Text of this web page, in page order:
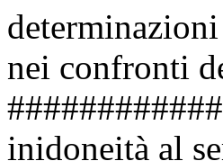
nei confronti
inidoneità al